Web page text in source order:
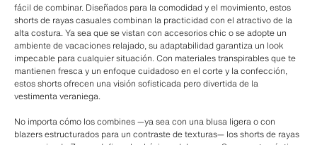
fácil de combinar. Diseñados para la comodidad y el movimiento, estos
shorts de rayas casuales combinan la practicidad con el atractivo de la
alta costura. Ya sea que se vistan con accesorios chic o se adopte un
ambiente de vacaciones relajado, su adaptabilidad garantiza un look
impecable para cualquier situación. Con materiales transpirables que te
mantienen fresca y un enfoque cuidadoso en el corte y la confección,
estos shorts ofrecen una visión sofisticada pero divertida de la
vestimenta veraniega.
No importa cómo los combines —ya sea con una blusa ligera o con
blazers estructurados para un contraste de texturas— los shorts de rayas